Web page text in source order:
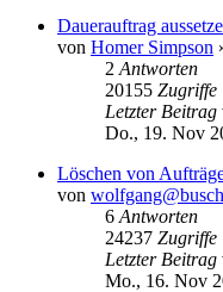
Dauerauftrag
von Homer Simpson
2 Antworten
20155 Zugriffe
Letzter Beitrag
Do., 19. Nov
Löschen von
von
6 Antworten
24237 Zugriffe
Letzter Beitrag
Mo., 16. Nov